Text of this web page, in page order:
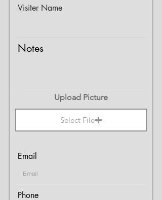
Visiter Name
Notes
Upload Picture
Select File
Email
Phone